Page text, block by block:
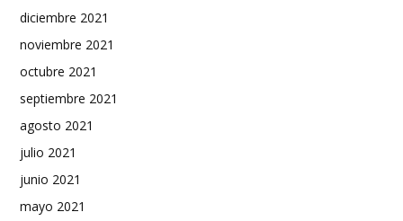
diciembre 2021
noviembre 2021
octubre 2021
septiembre 2021
agosto 2021
julio 2021
junio 2021
mayo 2021